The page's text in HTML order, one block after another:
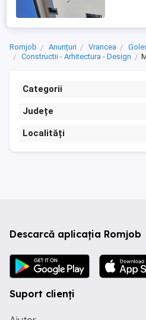
Romjob Anunțuri Vrancea
Constructii - Arhitectura - Design
Categorii
Județe
Localități
Descarcă aplicația Romjob
Suport clienți